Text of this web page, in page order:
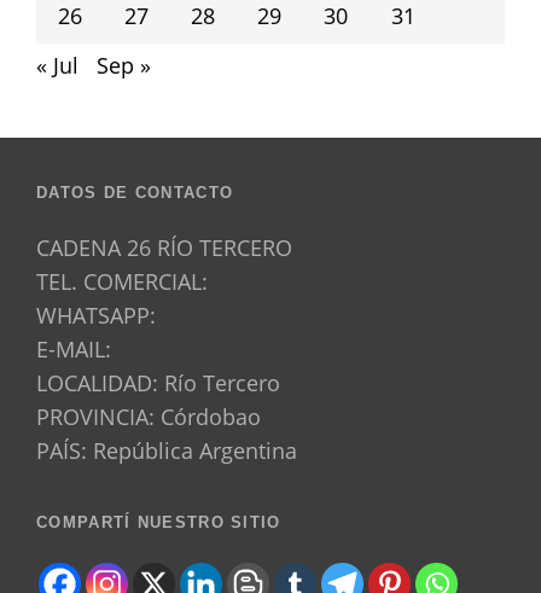
26
27 28 29 30
31
« Jul
Sep »
DATOS DE CONTACTO
CADENA 26 RÍO TERCERO
TEL. COMERCIAL:
WHATSAPP:
E-MAIL:
LOCALIDAD: Río Tercero
PROVINCIA: Córdobao
PAÍS: República Argentina
COMPARTÍ NUESTRO SITIO